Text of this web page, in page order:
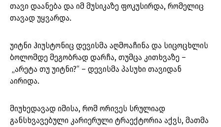
თავი დაანება და იმ მუსიკაზე ფოკუსირდა, რომელიც
თავად უყვარდა.
უიტნი ჰიუსტონიც დევისმა აღმოაჩინა და სიცოცხლის
ბოლომდე მეგობრად დარჩა, თუმცა კითხვაზე –
„არეტა თუ უიტნი?“ – დევისმა პასუხი თავიდან
აირიდა.
მიუხედავად იმისა, რომ ორივეს სრულიად
განსხვავებული კარიერული ტრაექტორია აქვს, მათმა